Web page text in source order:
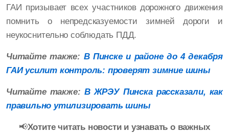
ГАИ призывает всех участников дорожного движения
помнить о непредсказуемости зимней дороги и
неукоснительно соблюдать ПДД.
Читайте также: В Пинске и районе до 4 декабря
ГАИ усилит контроль: проверят зимние шины
Читайте также: В ЖРЭУ Пинска рассказали, как
правильно утилизировать шины
📢Хотите читать новости и узнавать о важных